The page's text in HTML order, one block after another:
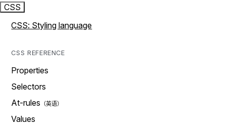
CSS
CSS: Styling language
CSS REFERENCE
Properties
Selectors
At-rules
Values